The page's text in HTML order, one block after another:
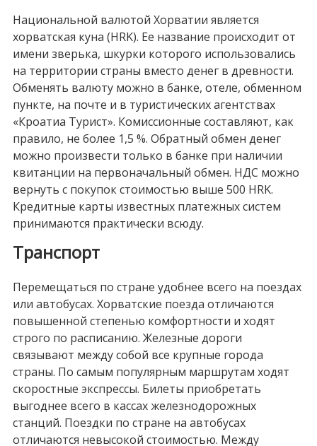
Национальной валютой Хорватии является
хорватская куна (HRK). Ее название происходит от
имени зверька, шкурки которого использовались
на территории страны вместо денег в древности.
Обменять валюту можно в банке, отеле, обменном
пункте, на почте и в туристических агентствах
«Кроатиа Турист». Комиссионные составляют, как
правило, не более 1,5 %. Обратный обмен денег
можно произвести только в банке при наличии
квитанции на первоначальный обмен. НДС можно
вернуть с покупок стоимостью выше 500 HRK.
Кредитные карты известных платежных систем
принимаются практически всюду.
Транспорт
Перемещаться по стране удобнее всего на поездах
или автобусах. Хорватские поезда отличаются
повышенной степенью комфортности и ходят
строго по расписанию. Железные дороги
связывают между собой все крупные города
страны. По самым популярным маршрутам ходят
скоростные экспрессы. Билеты приобретать
выгоднее всего в кассах железнодорожных
станций. Поездки по стране на автобусах
отличаются невысокой стоимостью. Между